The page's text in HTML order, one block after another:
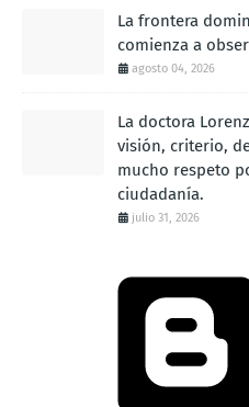
La frontera
comienza a
agosto 04, 2026
La doctora
visión, criterio,
mucho respeto
ciudadanía.
julio 31, 2026